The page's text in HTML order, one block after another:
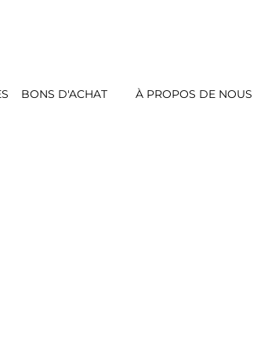
BONS D'ACHAT À PROPOS DE NOUS